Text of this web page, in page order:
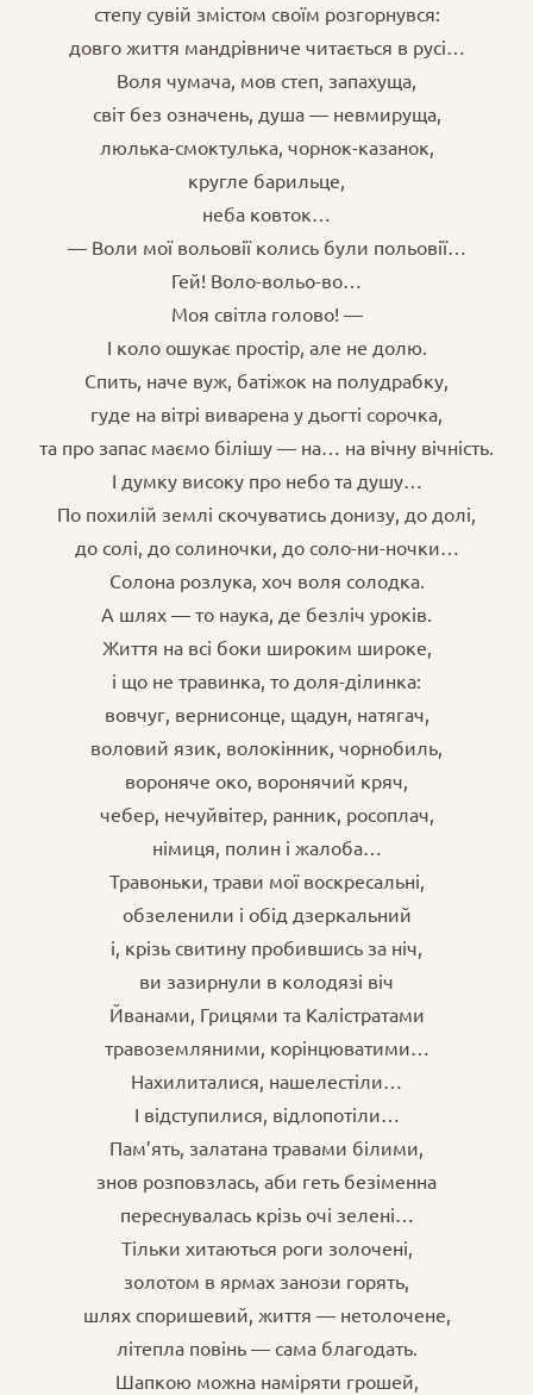
степу сувій змістом своїм розгорнувся:
довго життя мандрівниче читається в русі…
Воля чумача, мов степ, запахуща,
світ без означень, душа — невмируща,
люлька-смоктулька, чорнок-казанок,
кругле барильце,
неба ковток…
— Воли мої вольовії колись були польовії…
Гей! Воло-вольо-во…
Моя світла голово! —
І коло ошукає простір, але не долю.
Спить, наче вуж, батіжок на полудрабку,
гуде на вітрі виварена у дьогті сорочка,
та про запас маємо білішу — на… на вічну вічність.
І думку високу про небо та душу…
По похилій землі скочуватись донизу, до долі,
до солі, до солиночки, до соло-ни-ночки…
Солона розлука, хоч воля солодка.
А шлях — то наука, де безліч уроків.
Життя на всі боки широким широке,
і що не травинка, то доля-ділинка:
вовчуг, вернисонце, щадун, натягач,
воловий язик, волокінник, чорнобиль,
вороняче око, воронячий кряч,
чебер, нечуйвітер, ранник, росоплач,
німиця, полин і жалоба…
Травоньки, трави мої воскресальні,
обзеленили і обід дзеркальний
і, крізь свитину пробившись за ніч,
ви зазирнули в колодязі віч
Йванами, Грицями та Калістратами
травоземляними, корінцюватими…
Нахилиталися, нашелестіли…
І відступилися, відлопотіли…
Пам’ять, залатана травами білими,
знов розповзлась, аби геть безіменна
переснувалась крізь очі зелені…
Тільки хитаються роги золочені,
золотом в ярмах занози горять,
шлях споришевий, життя — нетолочене,
літепла повінь — сама благодать.
Шапкою можна наміряти грошей,